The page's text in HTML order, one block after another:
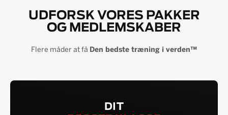
UDFORSK VORES PAKKER
OG MEDLEMSKABER
Flere måder at få Den bedste træning i verden™
DIT